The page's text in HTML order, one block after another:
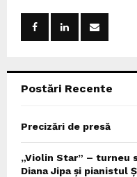
Postări Recente
Precizări de presă
„Violin Star” – turneu
Diana Jipa și pianistul